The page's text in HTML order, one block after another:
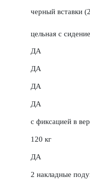
черный вставки
цельная с
ДА
ДА
ДА
ДА
с фиксацией в
120 кг
ДА
2 накладные